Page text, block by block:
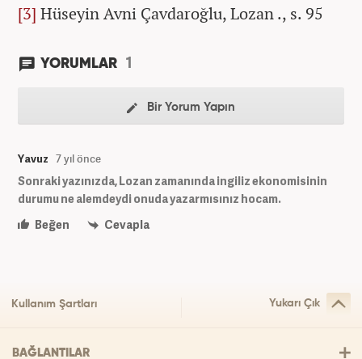
[3] Hüseyin Avni Çavdaroğlu, Lozan ., s. 95
YORUMLAR 1
Bir Yorum Yapın
Yavuz 7 yıl önce
Sonraki yazınızda, Lozan zamanında ingiliz ekonomisinin
durumu ne alemdeydi onuda yazarmısınız hocam.
Beğen
Cevapla
Kullanım Şartları Yukarı Çık
BAĞLANTILAR